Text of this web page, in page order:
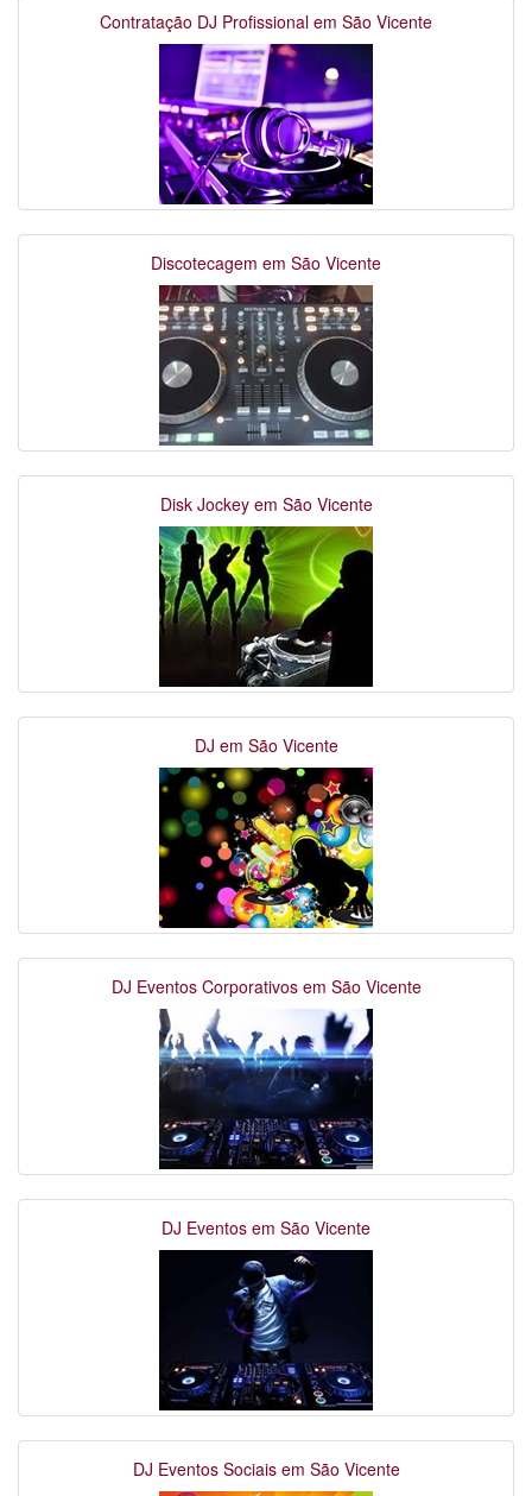
Contratação DJ Profissional em São Vicente
Discotecagem em São Vicente
Disk Jockey em São Vicente
DJ em São Vicente
DJ Eventos Corporativos em São Vicente
DJ Eventos em São Vicente
DJ Eventos Sociais em São Vicente